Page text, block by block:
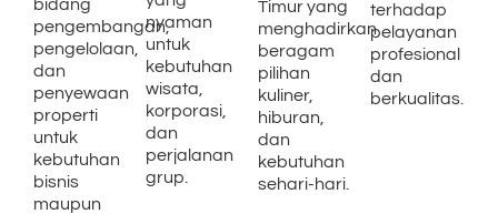
bidang
pengembangan,
pengelolaan,
dan
penyewaan
properti
untuk
kebutuhan
bisnis
maupun
nyaman
untuk
kebutuhan
wisata,
korporasi,
dan
perjalanan
grup.
Timur yang
menghadirkan
beragam
pilihan
kuliner,
hiburan,
dan
kebutuhan
sehari-hari.
terhadap
pelayanan
profesional
dan
berkualitas.